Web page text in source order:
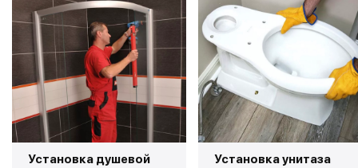
Установка душевой
Установка унитаза